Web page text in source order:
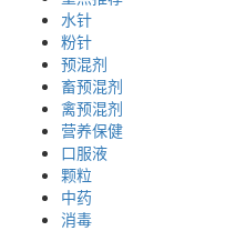
水针
粉针
预混剂
畜预混剂
禽预混剂
营养保健
口服液
颗粒
中药
消毒